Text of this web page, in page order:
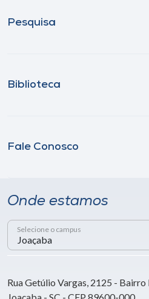
Pesquisa
Biblioteca
Fale Conosco
Onde estamos
Selecione o campus
Rua Getúlio Vargas, 2125 - Bairro